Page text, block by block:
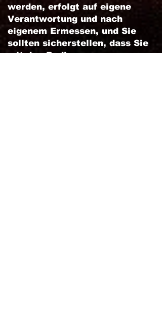
werden, erfolgt auf eigene
Verantwortung und nach
eigenem Ermessen, und Sie
sollten sicherstellen, dass Sie
mit den Bedingungen, zu